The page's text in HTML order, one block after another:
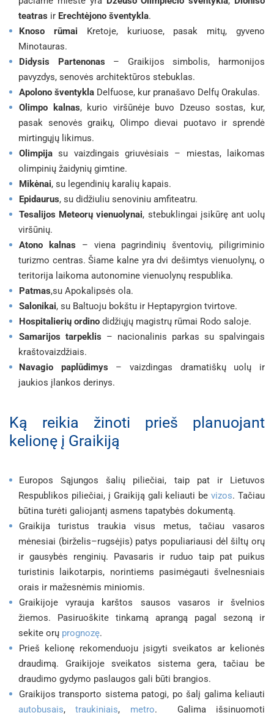
teatras ir Erechtėjono šventykla.
Knoso rūmai Kretoje, kuriuose, pasak mitų, gyveno
Minotauras.
Didysis Partenonas – Graikijos simbolis, harmonijos
pavyzdys, senovės architektūros stebuklas.
Apolono šventykla Delfuose, kur pranašavo Delfų Orakulas.
Olimpo kalnas, kurio viršūnėje buvo Dzeuso sostas, kur,
pasak senovės graikų, Olimpo dievai puotavo ir sprendė
mirtingųjų likimus.
Olimpijasu vaizdingais griuvėsiais – miestas, laikomas
olimpinių žaidynių gimtine.
Mikėnai, su legendinių karalių kapais.
Epidaurus, su didžiuliu senoviniu amfiteatru.
Tesalijos Meteorų vienuolynai, stebuklingai įsikūrę ant uolų
viršūnių.
Atono kalnas – viena pagrindinių šventovių, piligriminio
turizmo centras. Šiame kalne yra dvi dešimtys vienuolynų, o
teritorija laikoma autonomine vienuolynų respublika.
Patmas,su Apokalipsės ola.
Salonikai, su Baltuoju bokštu ir Heptapyrgion tvirtove.
Hospitalierių ordino didžiųjų magistrų rūmai Rodo saloje.
Samarijos tarpeklis – nacionalinis parkas su spalvingais
kraštovaizdžiais.
Navagio paplūdimys – vaizdingas dramatiškų uolų ir
jaukios įlankos derinys.
Ką reikia žinoti prieš planuojant
kelionę į Graikiją
Europos Sąjungos šalių piliečiai, taip pat ir Lietuvos
Respublikos piliečiai, į Graikiją gali keliauti bevizos. Tačiau
būtina turėti galiojantį asmens tapatybės dokumentą.
Graikija turistus traukia visus metus, tačiau vasaros
mėnesiai (birželis–rugsėjis) patys populiariausi dėl šiltų orų
ir gausybės renginių. Pavasaris ir ruduo taip pat puikus
turistinis laikotarpis, norintiems pasimėgauti švelnesniais
orais ir mažesnėmis miniomis.
Graikijoje vyrauja karštos sausos vasaros ir švelnios
žiemos. Pasiruoškite tinkamą aprangą pagal sezoną ir
sekite orų prognozę.
Prieš kelionę rekomenduoju įsigyti sveikatos ar kelionės
draudimą. Graikijoje sveikatos sistema gera, tačiau be
draudimo gydymo paslaugos gali būti brangios.
Graikijos transporto sistema patogi, po šalį galima keliauti
autobusais,traukiniais, metro. Galima išsinuomoti